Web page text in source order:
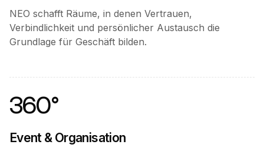
NEO schafft Räume, in denen Vertrauen,
Verbindlichkeit und persönlicher Austausch die
Grundlage für Geschäft bilden.
360°
Event & Organisation